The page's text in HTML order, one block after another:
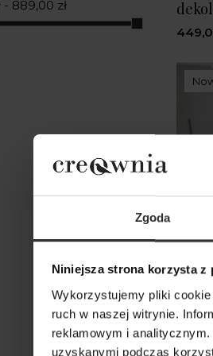
Zgoda
Niniejsza strona korzysta z
Wykorzystujemy pliki
ruch w naszej witrynie.
reklamowym i
uzyskanymi podczas
(1)
- 889,00 zł